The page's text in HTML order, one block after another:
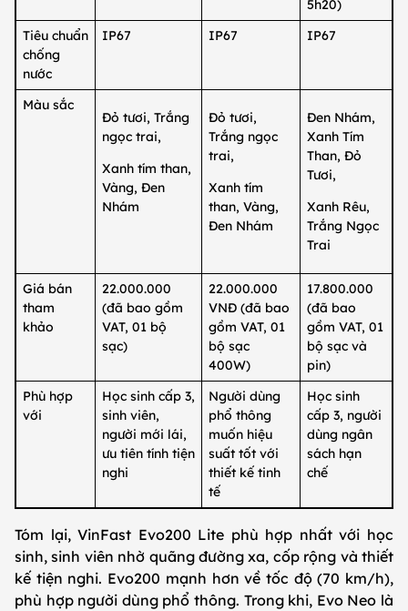
5h20)
Tiêu chuẩn
chống
nước
IP67 IP67 IP67
Màu sắc
Đỏ tươi, Trắng
ngọc trai,
Xanh tím than,
Vàng, Đen
Nhám
Đỏ tươi,
Trắng ngọc
trai,
Xanh tím
than, Vàng,
Đen Nhám
Đen Nhám,
Xanh Tím
Than, Đỏ
Tươi,
Xanh Rêu,
Trắng Ngọc
Trai
Giá bán
tham
khảo
22.000.000
(đã bao gồm
VAT, 01 bộ
sạc)
22.000.000
VNĐ (đã bao
gồm VAT, 01
bộ sạc
400W)
17.800.000
(đã bao
gồm VAT, 01
bộ sạc và
pin)
Phù hợp
với
Học sinh cấp 3,
sinh viên,
người mới lái,
ưu tiên tính tiện
nghi
Người dùng
phổ thông
muốn hiệu
suất tốt với
thiết kế tinh
tế
Học sinh
cấp 3, người
dùng ngân
sách hạn
chế
Tóm lại, VinFast Evo200 Lite phù hợp nhất với học
sinh, sinh viên nhờ quãng đường xa, cốp rộng và thiết
kế tiện nghi. Evo200 mạnh hơn về tốc độ (70 km/h),
phù hợp người dùng phổ thông. Trong khi, Evo Neo là